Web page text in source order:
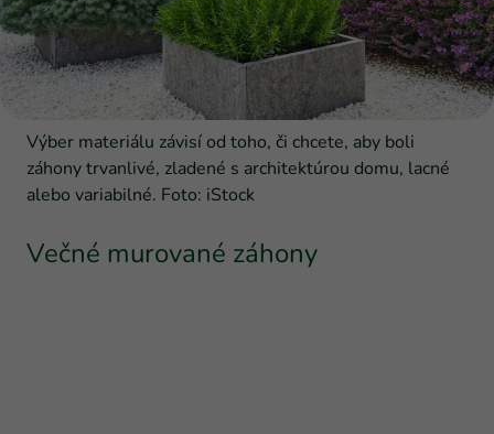
Výber materiálu závisí od toho, či chcete, aby boli
záhony trvanlivé, zladené s architektúrou domu, lacné
alebo variabilné. Foto: iStock
Večné murované záhony